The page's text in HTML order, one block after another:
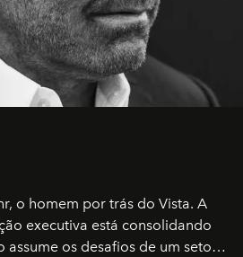
o homem por trás do Vista. A
executiva está consolidando
assume os desafios de um setor